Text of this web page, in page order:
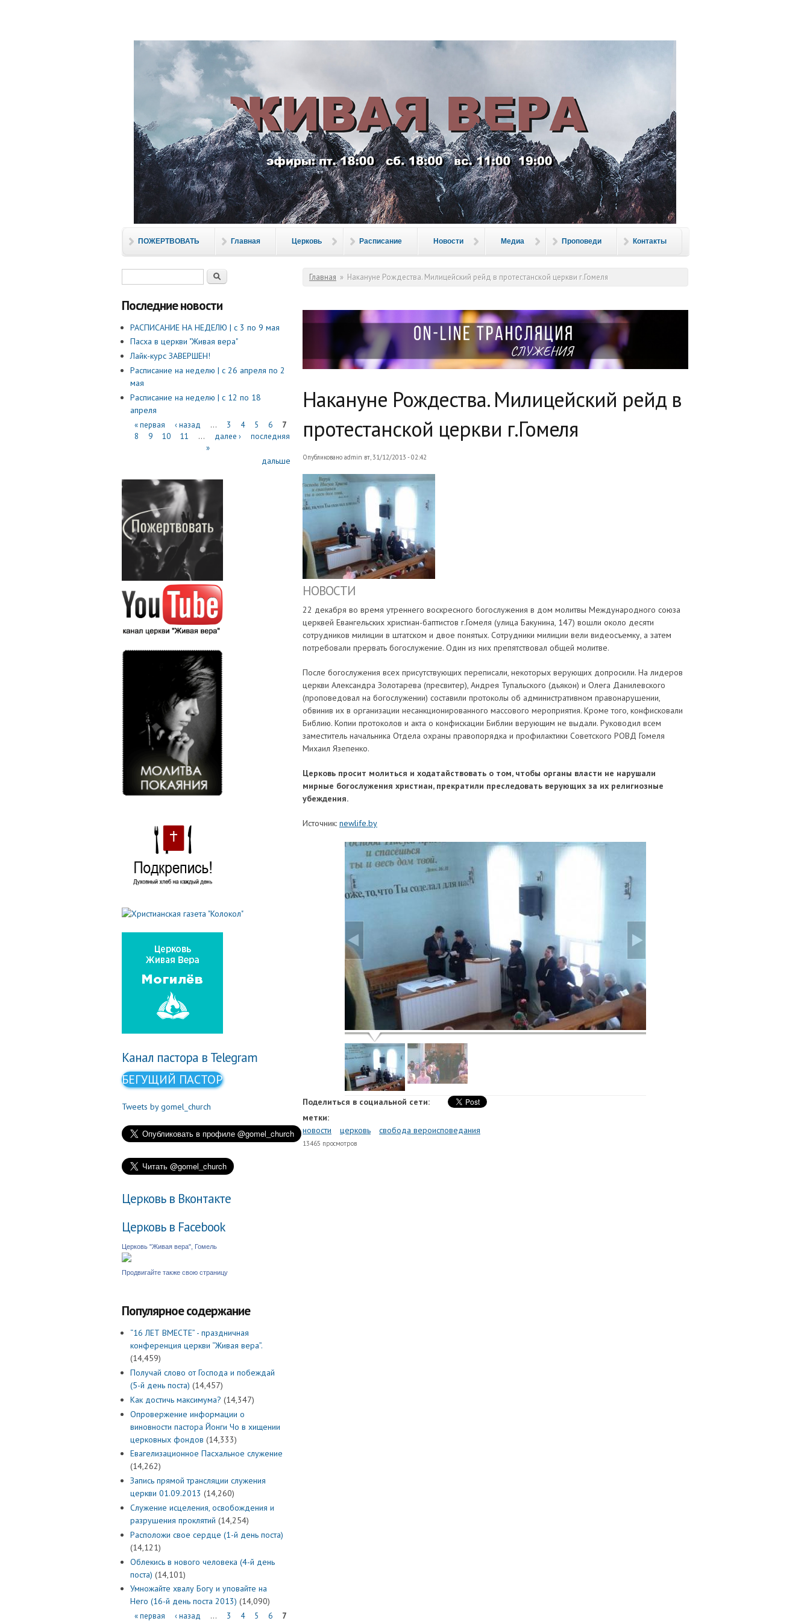
Церковь "Живая вера", Гомель
ПОЖЕРТВОВАТЬ Главная Церковь Расписание Новости Медиа Проповеди Контакты
Вы здесь
Главная » Накануне Рождества. Милицейский рейд в протестанской церкви г.Гомеля
Накануне Рождества. Милицейский рейд в
протестанской церкви г.Гомеля
Опубликовано admin вт, 31/12/2013 - 02:42
НОВОСТИ
22 декабря во время утреннего воскресного богослужения в дом молитвы Международного союза
церквей Евангельских христиан-баптистов г.Гомеля (улица Бакунина, 147) вошли около десяти
сотрудников милиции в штатском и двое понятых. Сотрудники милиции вели видеосъемку, а затем
потребовали прервать богослужение. Один из них препятствовал общей молитве.
После богослужения всех присутствующих переписали, некоторых верующих допросили. На лидеров
церкви Александра Золотарева (пресвитер), Андрея Тупальского (дьякон) и Олега Данилевского
(проповедовал на богослужении) составили протоколы об административном правонарушении,
обвинив их в организации несанкционированного массового мероприятия. Кроме того, конфисковали
Библию. Копии протоколов и акта о конфискации Библии верующим не выдали. Руководил всем
заместитель начальника Отдела охраны правопорядка и профилактики Советского РОВД Гомеля
Михаил Язепенко.
Церковь просит молиться и ходатайствовать о том, чтобы органы власти не нарушали
мирные богослужения христиан, прекратили преследовать верующих за их религиозные
убеждения.
Источник: newlife.by
Поделиться в социальной сети:
метки:
новости
церковь свобода вероисповедания
13465 просмотров
Поиск
Последние новости
​РАСПИСАНИЕ НА НЕДЕЛЮ | с 3 по 9 мая
Пасха в церкви "Живая вера"
Лайк-курс ЗАВЕРШЕН!
Расписание на неделю | с 26 апреля по 2
мая
Расписание на неделю | с 12 по 18
апреля
Страницы
« первая ‹ назад … 3 4 5 6
7
8
9 10 11 … далее ›
последняя
»
дальше
Канал пастора в Telegram
БЕГУЩИЙ ПАСТОР
Tweets by gomel_church
Церковь в Вконтакте
Церковь в Facebook
Церковь "Живая вера", Гомель
Продвигайте также свою страницу
Популярное содержание
“16 ЛЕТ ВМЕСТЕ” - праздничная
конференция церкви “Живая вера”.
(14,459)
Получай слово от Господа и побеждай
(5-й день поста) (14,457)
Как достичь максимума? (14,347)
Опровержение информации о
виновности пастора Йонги Чо в хищении
церковных фондов (14,333)
Евагелизационное Пасхальное служение
(14,262)
Запись прямой трансляции служения
церкви 01.09.2013 (14,260)
Служение исцеления, освобождения и
разрушения проклятий (14,254)
Расположи свое сердце (1-й день поста)
(14,121)
Облекись в нового человека (4-й день
поста) (14,101)
Умножайте хвалу Богу и уповайте на
Него (16-й день поста 2013) (14,090)
« первая ‹ назад … 3 4 5 6
7